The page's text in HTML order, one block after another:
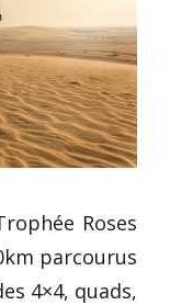
Roses
parcourus
4×4, quads,